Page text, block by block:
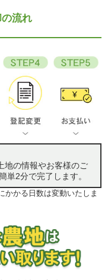
流れ
地の情報やお客様のご
単2分で完了します。
かる日数は変動いたしま